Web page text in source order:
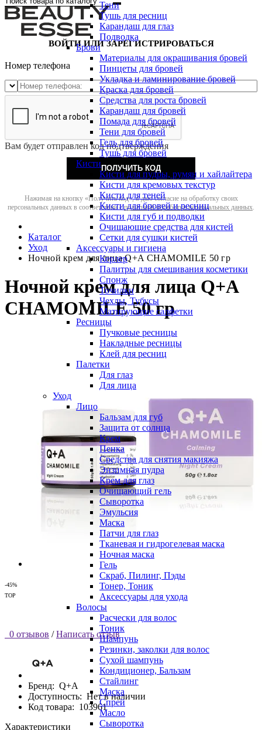
Тени
Тушь для ресниц
Карандаш для глаз
Подводка
Брови
Материалы для окрашивания бровей
Пинцеты для бровей
Укладка и ламинирование бровей
Краска для бровей
Средства для роста бровей
Карандаш для бровей
Помада для бровей
Тени для бровей
Гель для бровей
Тушь для бровей
Кисти
Кисти для пудры, румян и хайлайтера
Кисти для кремовых текстур
Кисти для теней
Кисти для бровей и ресниц
Кисти для губ и подводки
Очищающие средства для кистей
Сетки для сушки кистей
Аксессуары и гигиена
Керлер
Палитры для смешивания косметики
Спонж
Точилки
Чехлы, Тубусы
Матирующие салфетки
Ресницы
Пучковые ресницы
Накладные ресницы
Клей для ресниц
Палетки
Для глаз
Для лица
Уход
Лицо
Бальзам для губ
Защита от солнца
Крем
Пенка
Средства для снятия макияжа
Энзимная пудра
Крем для глаз
Очищающий гель
Сыворотка
Эмульсия
Маска
Патчи для глаз
Тканевая и гидрогелевая маска
Ночная маска
Гель
Скраб, Пилинг, Пэды
Тонер, Тоник
Аксессуары для ухода
Волосы
Расчески для волос
Тоник
Шампунь
Резинки, заколки для волос
Сухой шампунь
Кондиционер, Бальзам
Стайлинг
Маска
Спрей
Масло
Сыворотка
ВОЙТИ ИЛИ ЗАРЕГИСТРИРОВАТЬСЯ
Номер телефона
Вам будет отправлен код подтверждения
ПОЛУЧИТЬ КОД
Нажимая на кнопку «Получить код», я даю согласие на обработку своих
персональных данных в соответствии сполитикой обработки персональных данных.
Каталог
Уход
Ночной крем для лица Q+A CHAMOMILE 50 гр
Ночной крем для лица Q+A
CHAMOMILE 50 гр
-45%
TOP
0 отзывов / Написать отзыв
Бренд: Q+A
Доступность: Нет в наличии
Код товара: 103961
Характеристики